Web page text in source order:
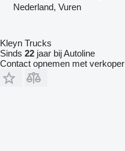
Nederland, Vuren
Kleyn Trucks
Sinds 22 jaar bij Autoline
Contact opnemen met verkoper